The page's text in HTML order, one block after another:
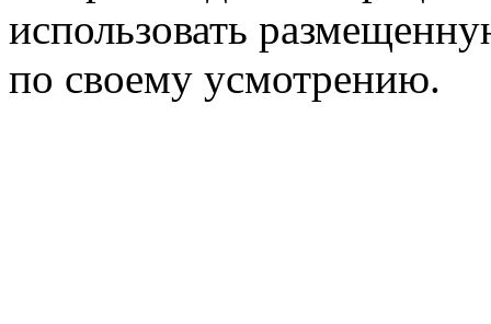
использовать
по своему усмотрению.